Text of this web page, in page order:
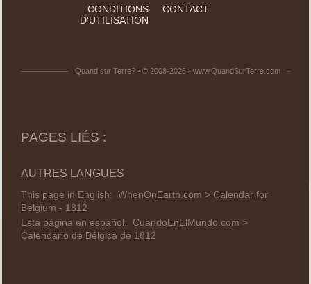
CONDITIONS
D'UTILISATION
CONTACT
Quand sur Terre? - © 2008-2026 - www.QuandSurTerre.com
PAGES LIÉS :
AUTRES LANGUES
This page in English: WhenOnEarth.com > Calendar for
Belgium - 1812
Esta página en español: CuandoEnElMundo.com >
Calendario de Bélgica de 1812